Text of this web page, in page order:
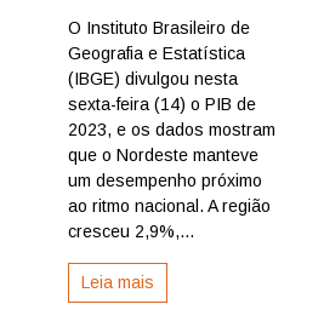
do
Nordeste
cresce
2,9%
2023
e
tem
estados
acima
média
nacional;
O Instituto Brasileiro de
Geografia e Estatística
(IBGE) divulgou nesta
sexta-feira (14) o PIB de
2023, e os dados mostram
que o Nordeste manteve
um desempenho próximo
ao ritmo nacional. A região
cresceu 2,9%,...
Leia mais